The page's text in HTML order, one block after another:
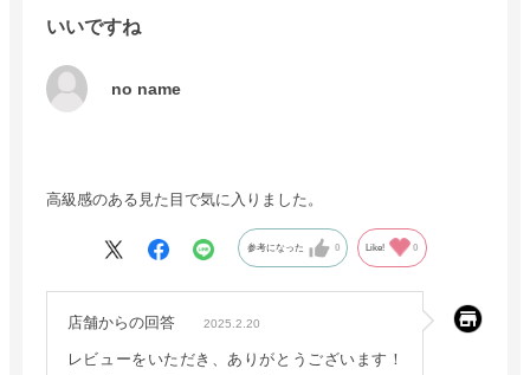
いいですね
no name
高級感のある見た目で気に入りました。
参考になった 0 Like! 0
店舗からの回答 2025.2.20
レビューをいただき、ありがとうございます！